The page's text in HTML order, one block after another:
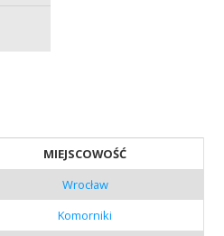
MIEJSCOWOŚĆ
Wrocław
Komorniki